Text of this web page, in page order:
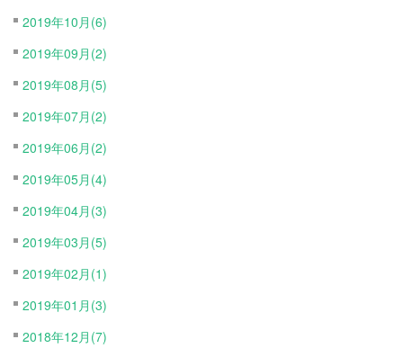
2019年10月(6)
2019年09月(2)
2019年08月(5)
2019年07月(2)
2019年06月(2)
2019年05月(4)
2019年04月(3)
2019年03月(5)
2019年02月(1)
2019年01月(3)
2018年12月(7)